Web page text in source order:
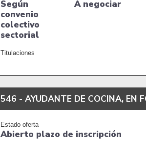
Según
convenio
colectivo
sectorial
A negociar
Titulaciones
546 -AYUDANTE DE COCINA, EN
Estado oferta
Abierto plazo de inscripción